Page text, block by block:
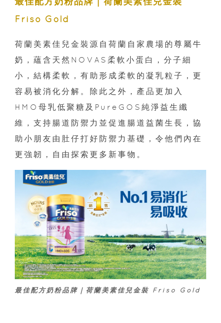
Friso Gold
荷蘭美素佳兒金裝源自荷蘭自家農場的尊屬牛
奶，蘊含天然NOVAS柔軟小蛋白，分子細
小，結構柔軟，有助形成柔軟的凝乳粒子，更
容易被消化分解。除此之外，產品更加入
HMO母乳低聚糖及PureGOS純淨益生纖
維，支持腸道防禦力並促進腸道益菌生長，協
助小朋友由肚仔打好防禦力基礎，令他們內在
更強韌，自由探索更多新事物。
最佳配方奶粉品牌｜荷蘭美素佳兒金裝 Friso Gold